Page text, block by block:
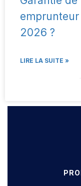
2026 ?
LIRE LA SUITE »